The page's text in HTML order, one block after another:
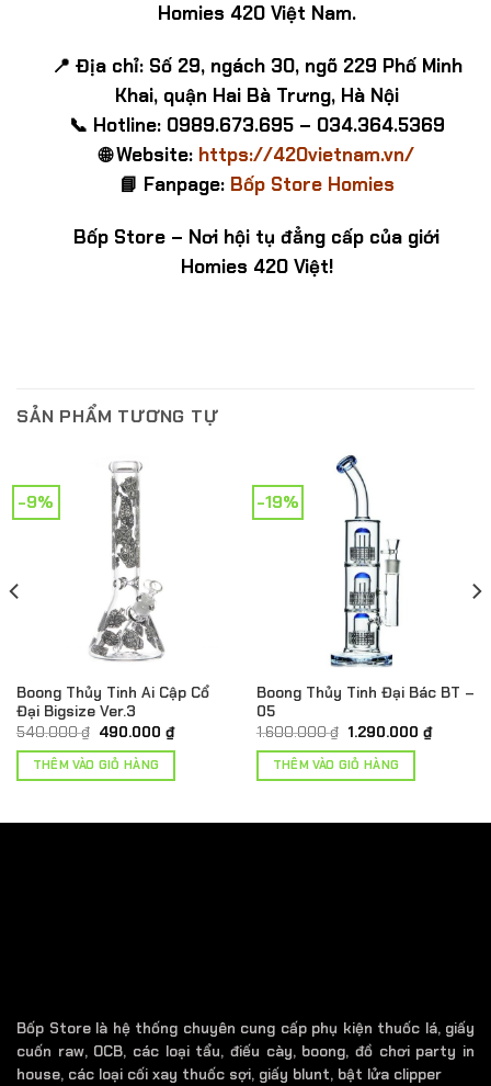
Homies 420 Việt Nam.
📍 Địa chỉ: Số 29, ngách 30, ngõ 229 Phố Minh
Khai, quận Hai Bà Trưng, Hà Nội
📞 Hotline: 0989.673.695 – 034.364.5369
🌐 Website: https://420vietnam.vn/
📘 Fanpage: Bốp Store Homies
Bốp Store – Nơi hội tụ đẳng cấp của giới
Homies 420 Việt!
SẢN PHẨM TƯƠNG TỰ
-9%
Boong Thủy Tinh Ai Cập Cổ
Đại Bigsize Ver.3
540.000₫ Giá
là:
540.000 ₫.
490.000 ₫Giá
hiện
THÊM VÀO GIỎ HÀNG
-19%
Boong Thủy Tinh Đại Bác BT –
05
1.600.000₫ Giá
là:
1.600.000 ₫.
1.290.000 ₫Giá
hiện
THÊM VÀO GIỎ HÀNG
Bốp Store là hệ thống chuyên cung cấp phụ kiện thuốc lá, giấy
cuốn raw, OCB, các loại tẩu, điếu cày, boong, đồ chơi party in
house, các loại cối xay thuốc sợi, giấy blunt, bật lửa clipper